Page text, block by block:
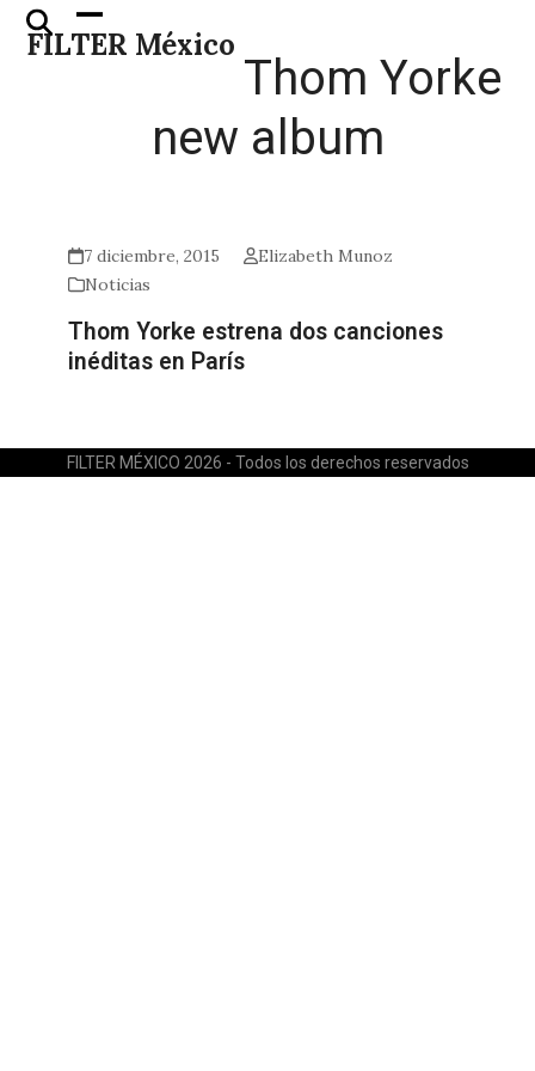
Skip
FILTER México
Open
mobile
Close
mobile
Thom Yorke
new album
7 diciembre, 2015
Elizabeth Munoz
Noticias
Thom Yorke estrena dos canciones
inéditas en París
FILTER MÉXICO 2026 - Todos los derechos reservados